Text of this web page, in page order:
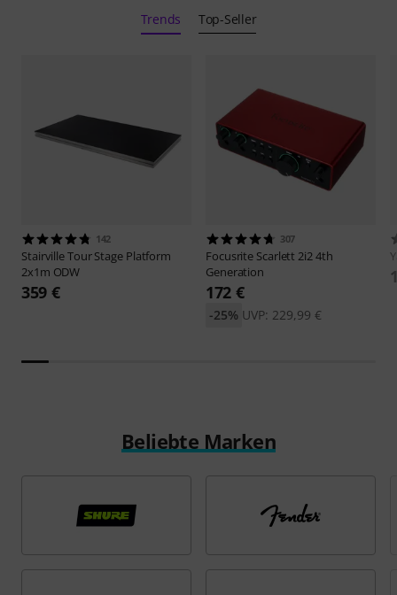
Trends Top-Seller
142
StairvilleTour Stage Platform
2x1m ODW
359 €
307
Focusrite Scarlett 2i2 4th
Generation
172 €
UVP: 229,99 €
-25%
Beliebte Marken